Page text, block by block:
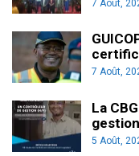
7 Août,
7 Août,
La
5 Août,